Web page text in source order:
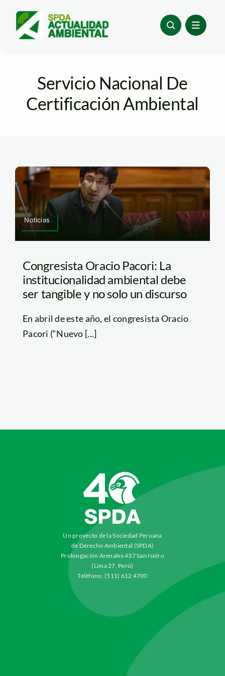
content
Servicio Nacional De
Certificación Ambiental
Noticias
Congresista Oracio Pacori: La
institucionalidad ambiental debe
ser tangible y no solo un discurso
En abril de este año, el congresista Oracio
Pacori (“Nuevo [...]
Un proyecto de la Sociedad Peruana
de Derecho Ambiental (SPDA)
Prolongación Arenales 437 San Isidro
(Lima 27, Perú)
Teléfono: (511) 612 4700